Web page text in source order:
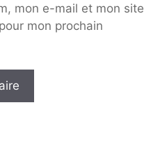
mon e-mail et mon site
mon prochain